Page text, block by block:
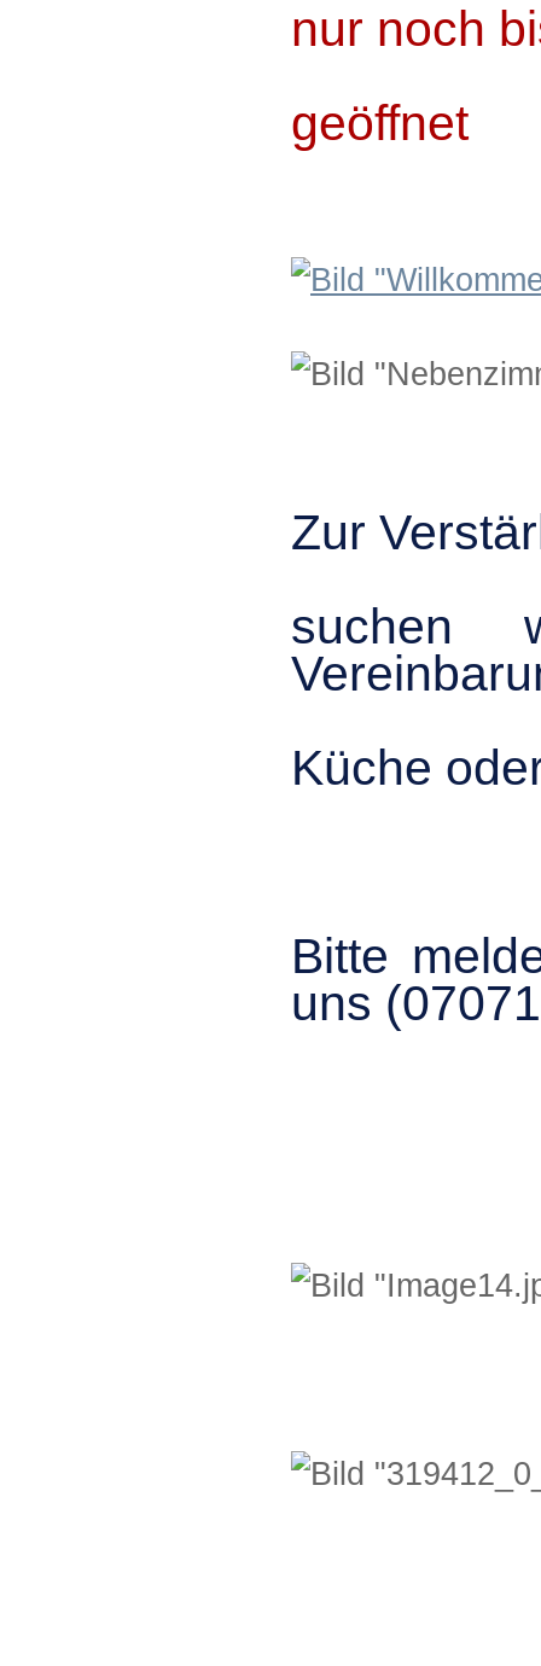
nur noch
geöffnet
Zur
suchen
Küche
Bitte
uns